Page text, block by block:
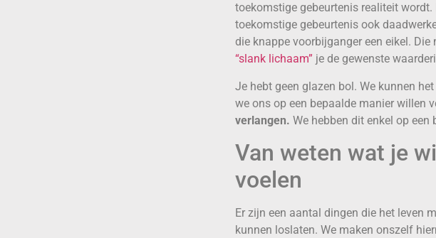
toekomstige gebeurtenis realiteit
toekomstige gebeurtenis ook
die knappe voorbijganger een eikel.
“slank lichaam” je de gewenste
Je hebt geen glazen bol. We kunnen
we ons op een bepaalde manier willen
verlangen. We hebben dit enkel op
Van weten wat je
voelen
Er zijn een aantal dingen die het leven
kunnen loslaten. We maken onszelf